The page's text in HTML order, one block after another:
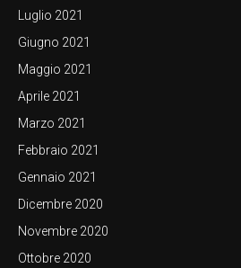
Luglio 2021
Giugno 2021
Maggio 2021
Aprile 2021
Marzo 2021
Febbraio 2021
Gennaio 2021
Dicembre 2020
Novembre 2020
Ottobre 2020